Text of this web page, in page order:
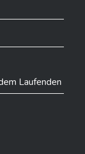
Laufenden
Store